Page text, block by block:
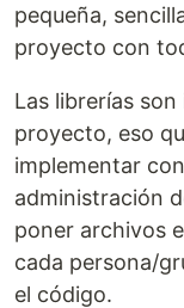
pequeña,
proyecto con
Las librerías
proyecto, eso
implementar
administración
poner archivos
cada persona/
el código.